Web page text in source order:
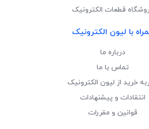
قطعات الکترونیک
با لیون الکترونیک
درباره ما
تماس با ما
خرید از لیون الکترونیک
انتقادات و پیشنهادات
قوانین و مقررات